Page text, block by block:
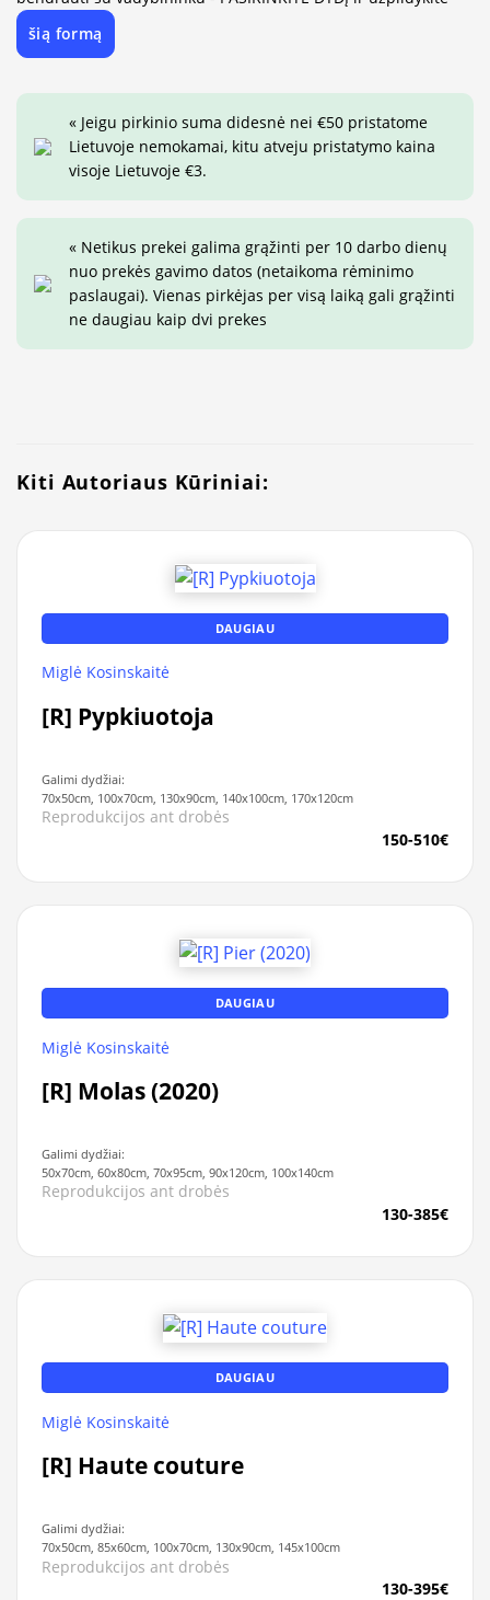
šią formą
« Jeigu pirkinio suma didesnė nei €50 pristatome
Lietuvoje nemokamai, kitu atveju pristatymo kaina
visoje Lietuvoje €3.
« Netikus prekei galima grąžinti per 10 darbo dienų
nuo prekės gavimo datos (netaikoma rėminimo
paslaugai). Vienas pirkėjas per visą laiką gali grąžinti
ne daugiau kaip dvi prekes
Kiti Autoriaus Kūriniai:
DAUGIAU
Miglė Kosinskaitė
[R] Pypkiuotoja
Galimi dydžiai:
70x50cm, 100x70cm, 130x90cm, 140x100cm, 170x120cm
Reprodukcijos ant drobės
150-510€
DAUGIAU
Miglė Kosinskaitė
[R] Molas (2020)
Galimi dydžiai:
50x70cm, 60x80cm, 70x95cm, 90x120cm, 100x140cm
Reprodukcijos ant drobės
130-385€
DAUGIAU
Miglė Kosinskaitė
[R] Haute couture
Galimi dydžiai:
70x50cm, 85x60cm, 100x70cm, 130x90cm, 145x100cm
Reprodukcijos ant drobės
130-395€